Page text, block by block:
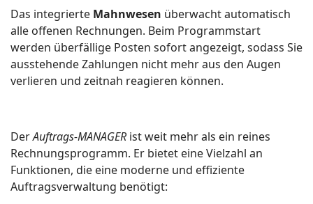
Das integrierte Mahnwesen überwacht automatisch
alle offenen Rechnungen. Beim Programmstart
werden überfällige Posten sofort angezeigt, sodass Sie
ausstehende Zahlungen nicht mehr aus den Augen
verlieren und zeitnah reagieren können.
DerAuftrags‑MANAGER ist weit mehr als ein reines
Rechnungsprogramm. Er bietet eine Vielzahl an
Funktionen, die eine moderne und effiziente
Auftragsverwaltung benötigt: